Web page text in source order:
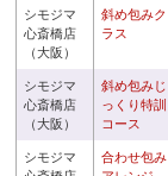
シモジマ
心斎橋店
（大阪）
斜め包みク
ラス
シモジマ
心斎橋店
（大阪）
斜め包みじ
っくり特訓
コース
シモジマ
合わせ包み